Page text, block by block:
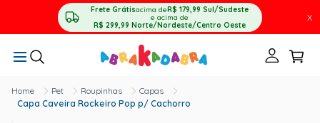
Frete Grátisacima deR$ 179,99 Sul/Sudeste
e acima de
R$ 299,99 Norte/Nordeste/Centro Oeste
X
Pet Roupinhas
Capas
Capa Caveira Rockeiro Pop p/ Cachorro